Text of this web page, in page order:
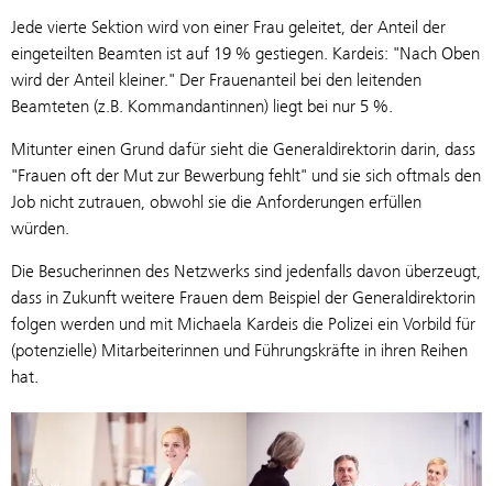
Jede vierte Sektion wird von einer Frau geleitet, der Anteil der
eingeteilten Beamten ist auf 19 % gestiegen. Kardeis: "Nach Oben
wird der Anteil kleiner." Der Frauenanteil bei den leitenden
Beamteten (z.B. Kommandantinnen) liegt bei nur 5 %.
Mitunter einen Grund dafür sieht die Generaldirektorin darin, dass
"Frauen oft der Mut zur Bewerbung fehlt" und sie sich oftmals den
Job nicht zutrauen, obwohl sie die Anforderungen erfüllen
würden.
Die Besucherinnen des Netzwerks sind jedenfalls davon überzeugt,
dass in Zukunft weitere Frauen dem Beispiel der Generaldirektorin
folgen werden und mit Michaela Kardeis die Polizei ein Vorbild für
(potenzielle) Mitarbeiterinnen und Führungskräfte in ihren Reihen
hat.